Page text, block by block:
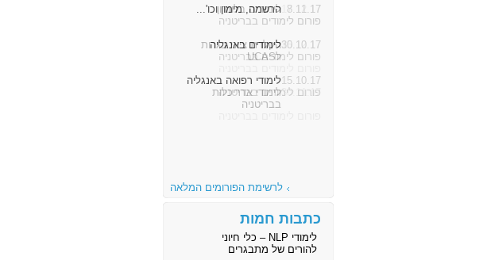
8.11.17 הרשמה, מימון וכו'...
פורום לימודים בבריטניה
30.10.17לימודים באנגליה
פורום לימודים בבריטניה
15.10.17לימודי רפואה באנגליה
פורום לימודים בבריטניה
לרשימת הפורומים המלאה
כתבות חמות
לימודי NLP – כלי חיוני
להורים של מתבגרים